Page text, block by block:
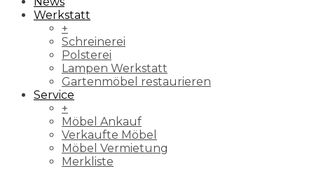
Werkstatt
+
Schreinerei
Polsterei
Lampen Werkstatt
Gartenmöbel restaurieren
Service
+
Möbel Ankauf
Verkaufte Möbel
Möbel Vermietung
Merkliste